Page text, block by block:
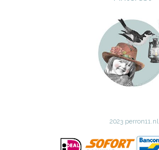
2023 perron11.nl